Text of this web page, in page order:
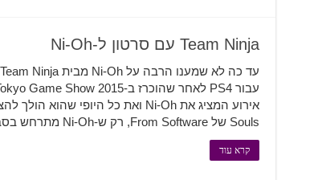
Team Ninja עם סרטון ל-Ni-Oh
Souls של From Software, רק ש-Ni-Oh מתרחש בסביבה המזכירה את יפן הפדואלית …
קרא עוד